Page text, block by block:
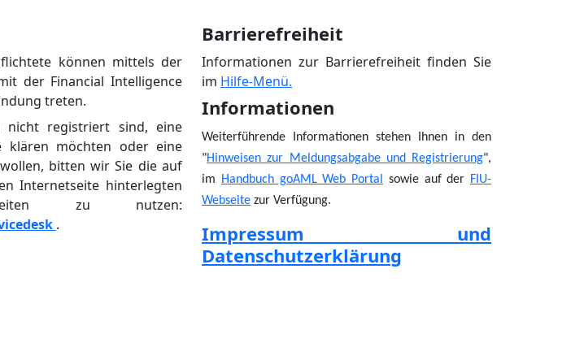
können mittels der
der Financial Intelligence
treten.
nicht registriert sind, eine
klären möchten oder eine
bitten wir Sie die auf
Internetseite hinterlegten
zu nutzen:
.
Barrierefreiheit
Informationen zur Barrierefreiheit finden Sie
im Hilfe-Menü.
Informationen
Weiterführende Informationen stehen Ihnen in den
"Hinweisen zur Meldungsabgabe und Registrierung",
im
Handbuch goAML Web Portal sowie auf der FIU-
Webseite zur Verfügung.
Impressum und
Datenschutzerklärung